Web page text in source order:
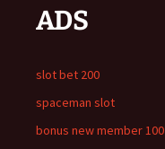
ADS
slot bet 200
spaceman slot
bonus new member 100